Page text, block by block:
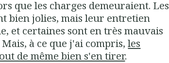
que les charges demeuraient. Les
bien jolies, mais leur entretien
et certaines sont en très mauvais
à ce que j'ai compris,les
de même bien s'en tirer.